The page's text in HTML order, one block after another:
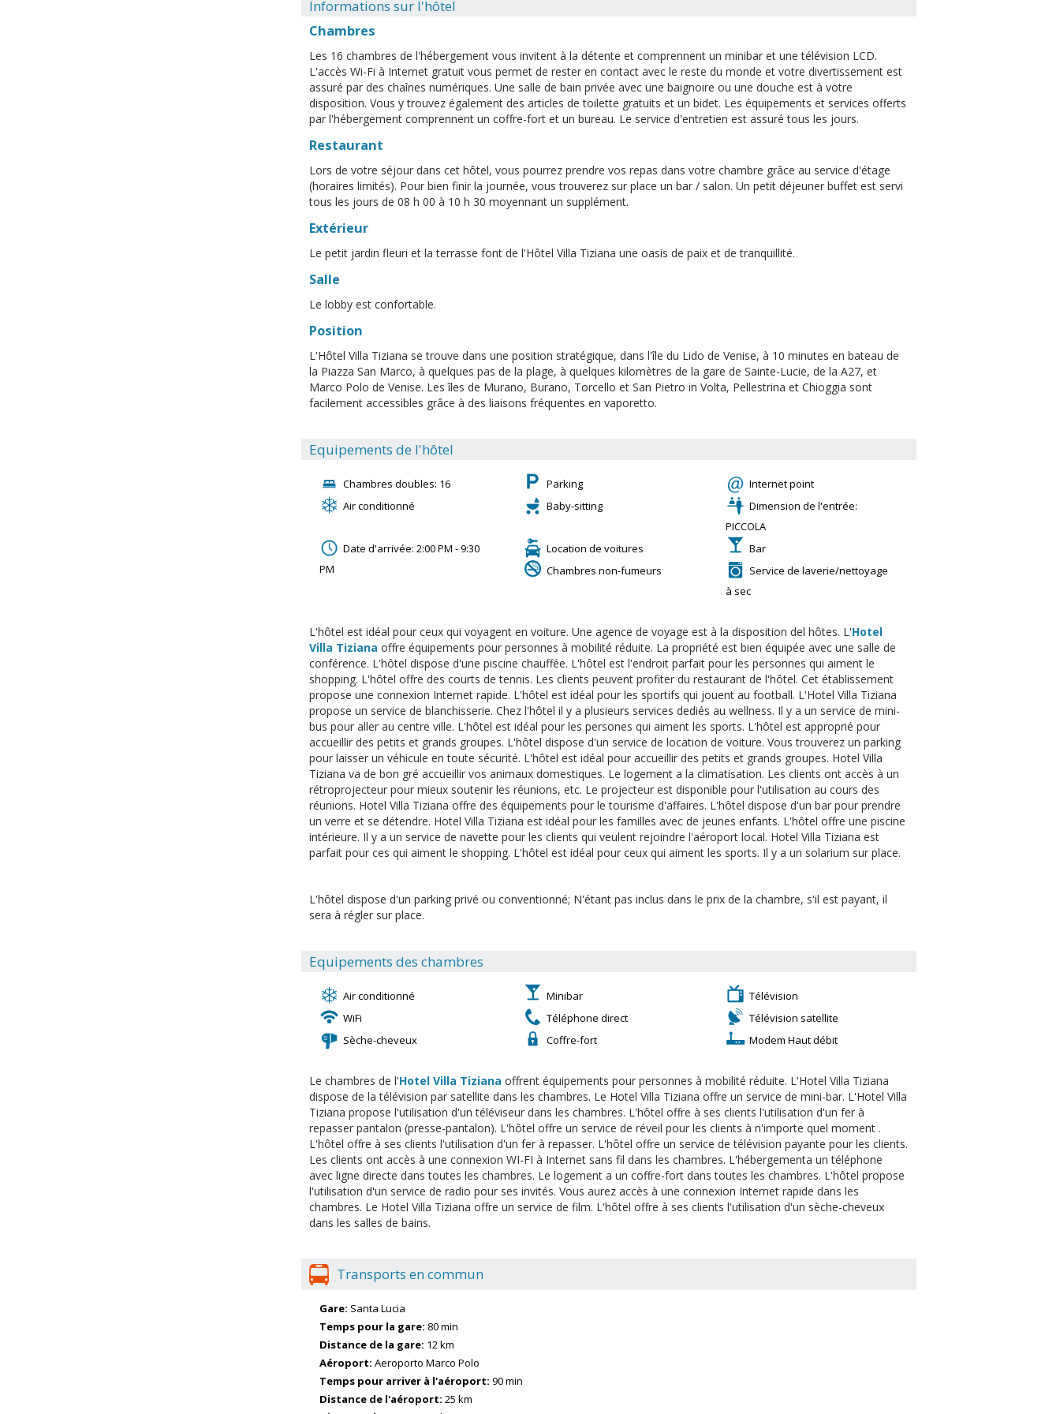
Informations sur l'hôtel
Chambres
Les 16 chambres de l'hébergement vous invitent à la détente et comprennent un minibar et une télévision LCD.
L'accès Wi-Fi à Internet gratuit vous permet de rester en contact avec le reste du monde et votre divertissement est
assuré par des chaînes numériques. Une salle de bain privée avec une baignoire ou une douche est à votre
disposition. Vous y trouvez également des articles de toilette gratuits et un bidet. Les équipements et services offerts
par l'hébergement comprennent un coffre-fort et un bureau. Le service d'entretien est assuré tous les jours.
Restaurant
Lors de votre séjour dans cet hôtel, vous pourrez prendre vos repas dans votre chambre grâce au service d'étage
(horaires limités). Pour bien finir la journée, vous trouverez sur place un bar / salon. Un petit déjeuner buffet est servi
tous les jours de 08 h 00 à 10 h 30 moyennant un supplément.
Extérieur
Le petit jardin fleuri et la terrasse font de l'Hôtel Villa Tiziana une oasis de paix et de tranquillité.
Salle
Le lobby est confortable.
Position
L'Hôtel Villa Tiziana se trouve dans une position stratégique, dans l'île du Lido de Venise, à 10 minutes en bateau de
la Piazza San Marco, à quelques pas de la plage, à quelques kilomètres de la gare de Sainte-Lucie, de la A27, et
Marco Polo de Venise. Les îles de Murano, Burano, Torcello et San Pietro in Volta, Pellestrina et Chioggia sont
facilement accessibles grâce à des liaisons fréquentes en vaporetto.
Equipements de l'hôtel
Chambres doubles: 16 Parking
Internet point
Air conditionné
Baby-sitting
Dimension de l'entrée:
PICCOLA
Date d'arrivée: 2:00 PM - 9:30
PM
Location de voitures
Bar
Chambres non-fumeurs
Service de laverie/nettoyage
à sec
L'hôtel est idéal pour ceux qui voyagent en voiture. Une agence de voyage est à la disposition del hôtes. L'Hotel
Villa Tiziana offre équipements pour personnes à mobilité réduite. La propriété est bien équipée avec une salle de
conférence. L'hôtel dispose d'une piscine chauffée. L'hôtel est l'endroit parfait pour les personnes qui aiment le
shopping. L'hôtel offre des courts de tennis. Les clients peuvent profiter du restaurant de l'hôtel. Cet établissement
propose une connexion Internet rapide. L'hôtel est idéal pour les sportifs qui jouent au football. L'Hotel Villa Tiziana
propose un service de blanchisserie. Chez l'hôtel il y a plusieurs services dediés au wellness. Il y a un service de mini-
bus pour aller au centre ville. L'hôtel est idéal pour les persones qui aiment les sports. L'hôtel est approprié pour
accueillir des petits et grands groupes. L'hôtel dispose d'un service de location de voiture. Vous trouverez un parking
pour laisser un véhicule en toute sécurité. L'hôtel est idéal pour accueillir des petits et grands groupes. Hotel Villa
Tiziana va de bon gré accueillir vos animaux domestiques. Le logement a la climatisation. Les clients ont accès à un
rétroprojecteur pour mieux soutenir les réunions, etc. Le projecteur est disponible pour l'utilisation au cours des
réunions. Hotel Villa Tiziana offre des équipements pour le tourisme d'affaires. L'hôtel dispose d'un bar pour prendre
un verre et se détendre. Hotel Villa Tiziana est idéal pour les familles avec de jeunes enfants. L'hôtel offre une piscine
intérieure. Il y a un service de navette pour les clients qui veulent rejoindre l'aéroport local. Hotel Villa Tiziana est
parfait pour ces qui aiment le shopping. L'hôtel est idéal pour ceux qui aiment les sports. Il y a un solarium sur place.
L'hôtel dispose d'un parking privé ou conventionné; N'étant pas inclus dans le prix de la chambre, s'il est payant, il
sera à régler sur place.
Equipements des chambres
Air conditionné Minibar
Télévision
WiFi
Téléphone direct
Télévision satellite
Sèche-cheveux
Coffre-fort Modem Haut débit
Le chambres de l'Hotel Villa Tiziana offrent équipements pour personnes à mobilité réduite. L'Hotel Villa Tiziana
dispose de la télévision par satellite dans les chambres. Le Hotel Villa Tiziana offre un service de mini-bar. L'Hotel Villa
Tiziana propose l'utilisation d'un téléviseur dans les chambres. L'hôtel offre à ses clients l'utilisation d'un fer à
repasser pantalon (presse-pantalon). L'hôtel offre un service de réveil pour les clients à n'importe quel moment .
L'hôtel offre à ses clients l'utilisation d'un fer à repasser. L'hôtel offre un service de télévision payante pour les clients.
Les clients ont accès à une connexion WI-FI à Internet sans fil dans les chambres. L'hébergementa un téléphone
avec ligne directe dans toutes les chambres. Le logement a un coffre-fort dans toutes les chambres. L'hôtel propose
l'utilisation d'un service de radio pour ses invités. Vous aurez accès à une connexion Internet rapide dans les
chambres. Le Hotel Villa Tiziana offre un service de film. L'hôtel offre à ses clients l'utilisation d'un sèche-cheveux
dans les salles de bains.
Transports en commun
Gare: Santa Lucia
Temps pour la gare: 80 min
Distance de la gare: 12 km
Aéroport: Aeroporto Marco Polo
Temps pour arriver à l'aéroport: 90 min
Distance de l'aéroport: 25 km